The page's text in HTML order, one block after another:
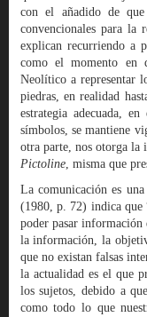
con el añadido de
convencionales para la
explican recurriendo a
como el momento en
Neolítico a representar
piedras, en realidad
estrategia adecuada,
símbolos, se mantiene
otra parte, nos otorga
Pictoline, misma que
La comunicación es
(1980, p. 72) indica que
poder pasar información
la información, la
que no existan falsas
la actualidad es el que
los sujetos, debido a
como todo lo que